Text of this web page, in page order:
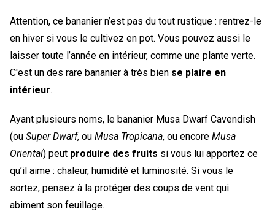
Attention, ce bananier n’est pas du tout rustique : rentrez-le
en hiver si vous le cultivez en pot. Vous pouvez aussi le
laisser toute l’année en intérieur, comme une plante verte.
C'est un des rare bananier à très bien se plaire en
intérieur.
Ayant plusieurs noms, le bananier Musa Dwarf Cavendish
(ou Super Dwarf, ou Musa Tropicana, ou encore Musa
Oriental) peut produire des fruits si vous lui apportez ce
qu’il aime : chaleur, humidité et luminosité. Si vous le
sortez, pensez à la protéger des coups de vent qui
abiment son feuillage.